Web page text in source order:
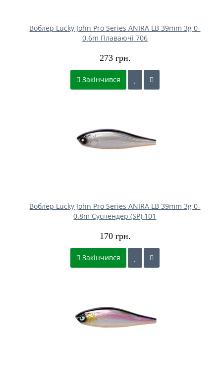
Воблер Lucky John Pro Series ANIRA LB 39mm 3g 0-
0.6m Плаваючі 706
273 грн.
Закінчився
Воблер Lucky John Pro Series ANIRA LB 39mm 3g 0-
0.8m Cуспендер (SP) 101
170 грн.
Закінчився